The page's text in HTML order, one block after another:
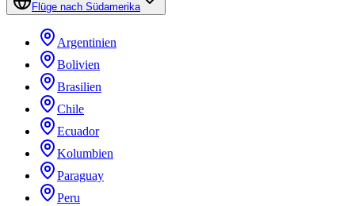
Flüge nach Südamerika
Argentinien
Bolivien
Brasilien
Chile
Ecuador
Kolumbien
Paraguay
Peru